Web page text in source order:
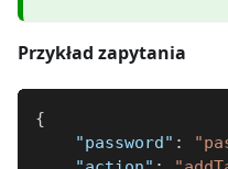
Przykład zapytania
{
"password" :